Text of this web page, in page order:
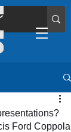
Ford Coppola